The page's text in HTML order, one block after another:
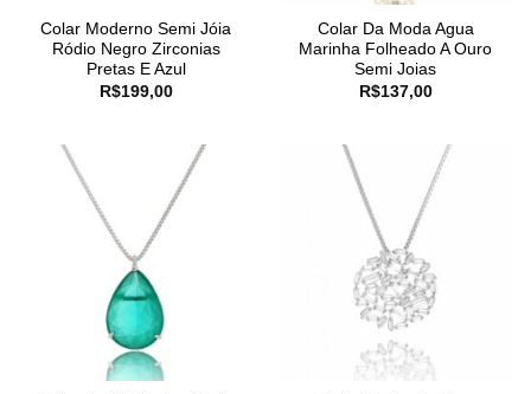
Colar Moderno Semi Jóia
Ródio Negro Zirconias
Pretas E Azul
R$199,00
Colar Da Moda Agua
Marinha Folheado A Ouro
Semi Joias
R$137,00